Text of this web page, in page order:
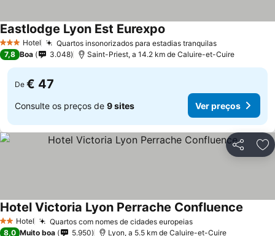
3 EstrelasHotel Quartos insonorizados para estadias tranquilas
Eastlodge Lyon Est Eurexpo
7,8 Boa 3.048 Saint-Priest, a 14.2 km de Caluire-et-Cuire
De € 47
Consulte os preços de 9 sites Ver preços
Partilhar
2 Estrelas
Hotel Quartos com nomes de cidades europeias
Hotel Victoria Lyon Perrache Confluence
8,0 Muito boa 5.950 Lyon, a 5.5 km de Caluire-et-Cuire